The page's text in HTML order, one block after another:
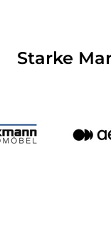
Starke